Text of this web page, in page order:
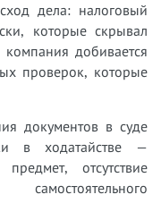
дела: налоговый
которые скрывал
добивается
проверок, которые
документов в суде
в ходатайстве —
отсутствие